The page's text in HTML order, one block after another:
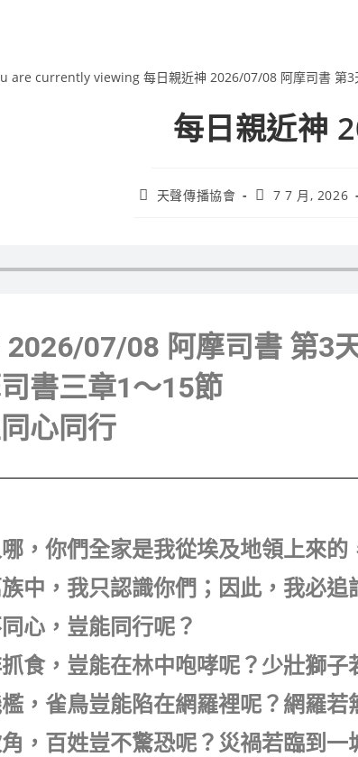
每日親近神
天聲傳播協會 7 7 月, 2026
2026/07/08 阿摩司書 第3
書三章1～15節
心同行
，你們全家是我從埃及地領上來的
中，我只認識你們；因此，我必追
心，豈能同行呢？
食，豈能在林中咆哮呢？少壯獅子
，雀鳥豈能陷在網羅裡呢？網羅若
，百姓豈不驚恐呢？災禍若臨到一